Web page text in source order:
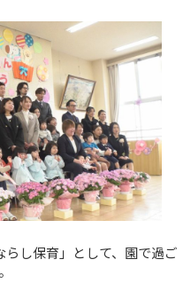
し保育」として、園で過ご